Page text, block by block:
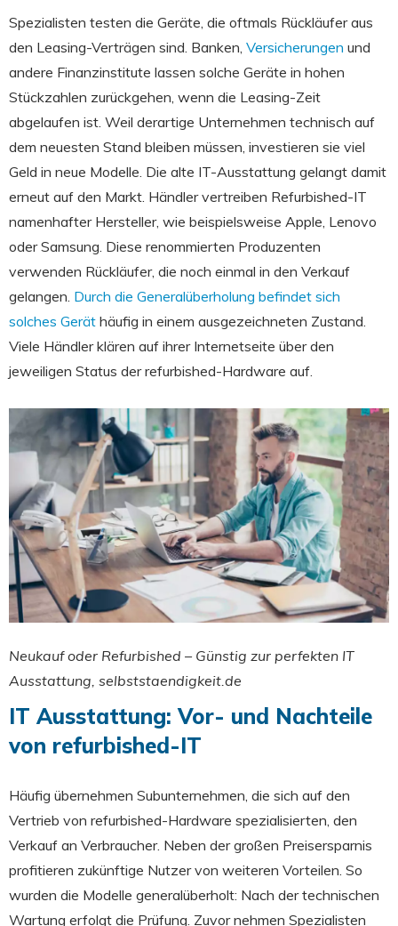
Spezialisten testen die Geräte, die oftmals Rückläufer aus
den Leasing-Verträgen sind. Banken, Versicherungen und
andere Finanzinstitute lassen solche Geräte in hohen
Stückzahlen zurückgehen, wenn die Leasing-Zeit
abgelaufen ist. Weil derartige Unternehmen technisch auf
dem neuesten Stand bleiben müssen, investieren sie viel
Geld in neue Modelle. Die alte IT-Ausstattung gelangt damit
erneut auf den Markt. Händler vertreiben Refurbished-IT
namenhafter Hersteller, wie beispielsweise Apple, Lenovo
oder Samsung. Diese renommierten Produzenten
verwenden Rückläufer, die noch einmal in den Verkauf
gelangen. Durch die Generalüberholung befindet sich
solches Gerät häufig in einem ausgezeichneten Zustand.
Viele Händler klären auf ihrer Internetseite über den
jeweiligen Status der refurbished-Hardware auf.
Neukauf oder Refurbished – Günstig zur perfekten IT
Ausstattung, selbststaendigkeit.de
IT Ausstattung: Vor- und Nachteile
von refurbished-IT
Häufig übernehmen Subunternehmen, die sich auf den
Vertrieb von refurbished-Hardware spezialisierten, den
Verkauf an Verbraucher. Neben der großen Preisersparnis
profitieren zukünftige Nutzer von weiteren Vorteilen. So
wurden die Modelle generalüberholt: Nach der technischen
Wartung erfolgt die Prüfung. Zuvor nehmen Spezialisten